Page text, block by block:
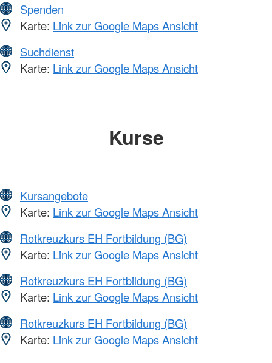
Spenden
Karte: Link zur Google Maps Ansicht
Suchdienst
Karte: Link zur Google Maps Ansicht
Kurse
Kursangebote
Karte: Link zur Google Maps Ansicht
Rotkreuzkurs EH Fortbildung (BG)
Karte: Link zur Google Maps Ansicht
Rotkreuzkurs EH Fortbildung (BG)
Karte: Link zur Google Maps Ansicht
Rotkreuzkurs EH Fortbildung (BG)
Karte: Link zur Google Maps Ansicht